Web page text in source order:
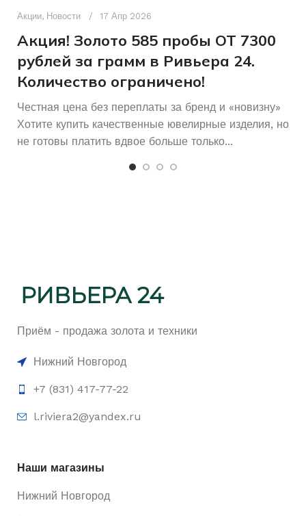
СОСТОЯНИЕ Б/У
Акции, Новости 17 Апр 2026
Акция! Золото 585 пробы ОТ 7300
рублей за грамм в Ривьера 24.
Количество ограничено!
Честная цена без переплаты за бренд и «новизну»
Хотите купить качественные ювелирные изделия, но
не готовы платить вдвое больше только...
Приём - продажа золота и техники
Нижний Новгород
+7 (831) 417-77-22
l.riviera2@yandex.ru
Наши магазины
Нижний Новгород